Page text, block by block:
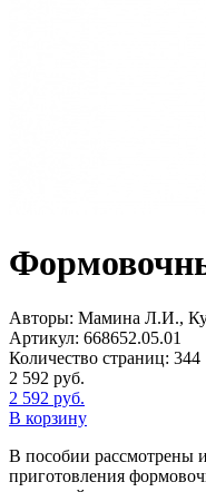
Авторы: Мамина Л.И.,
Артикул: 668652.05.01
Количество страниц: 344
2 592 руб.
2 592 руб.
В корзину
В пособии рассмотрены
приготовления